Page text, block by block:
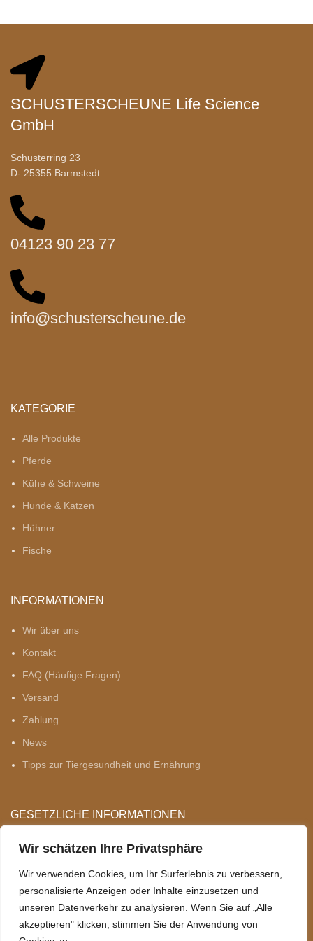
Wir schätzen Ihre Privatsphäre
Wir verwenden Cookies, um Ihr Surferlebnis zu verbessern,
personalisierte Anzeigen oder Inhalte einzusetzen und
unseren Datenverkehr zu analysieren. Wenn Sie auf „Alle
akzeptieren" klicken, stimmen Sie der Anwendung von
SCHUSTERSCHEUNE Life Science
GmbH
Schusterring 23
D- 25355 Barmstedt
04123 90 23 77
info@schusterscheune.de
KATEGORIE
Alle Produkte
Pferde
Kühe & Schweine
Hunde & Katzen
Hühner
Fische
INFORMATIONEN
Wir über uns
Kontakt
FAQ (Häufige Fragen)
Versand
Zahlung
News
Tipps zur Tiergesundheit und Ernährung
GESETZLICHE INFORMATIONEN
Datenschutz
Sitemap
Impressum
Widerrufsrecht